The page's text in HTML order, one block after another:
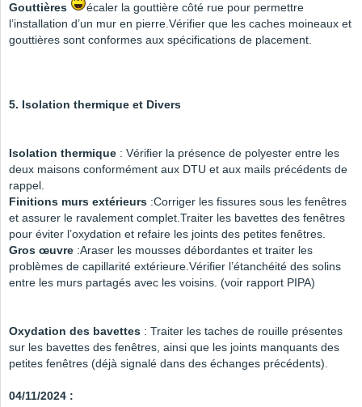
Gouttières
écaler la gouttière côté rue pour permettre
l’installation d’un mur en pierre.Vérifier que les caches moineaux et
gouttières sont conformes aux spécifications de placement.
5. Isolation thermique et Divers
Isolation thermique : Vérifier la présence de polyester entre les
deux maisons conformément aux DTU et aux mails précédents de
rappel.
Finitions murs extérieurs :Corriger les fissures sous les fenêtres
et assurer le ravalement complet.Traiter les bavettes des fenêtres
pour éviter l’oxydation et refaire les joints des petites fenêtres.
Gros œuvre :Araser les mousses débordantes et traiter les
problèmes de capillarité extérieure.Vérifier l’étanchéité des solins
entre les murs partagés avec les voisins. (voir rapport PIPA)
Oxydation des bavettes : Traiter les taches de rouille présentes
sur les bavettes des fenêtres, ainsi que les joints manquants des
petites fenêtres (déjà signalé dans des échanges précédents).
04/11/2024 :